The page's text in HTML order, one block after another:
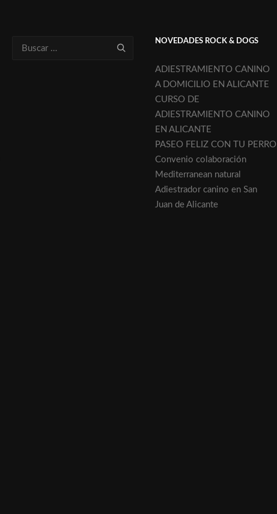
NOVEDADES ROCK & DOGS
ADIESTRAMIENTO CANINO
A DOMICILIO EN ALICANTE
CURSO DE
ADIESTRAMIENTO CANINO
EN ALICANTE
PASEO FELIZ CON TU PERRO
Convenio colaboración
Mediterranean natural
Adiestrador canino en San
Juan de Alicante